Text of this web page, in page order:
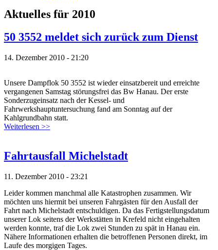
Aktuelles für 2010
50 3552 meldet sich zurück zum Dienst
14. Dezember 2010 - 21:20
Unsere Dampflok 50 3552 ist wieder einsatzbereit und erreichte
vergangenen Samstag störungsfrei das Bw Hanau. Der erste
Sonderzugeinsatz nach der Kessel- und
Fahrwerkshauptuntersuchung fand am Sonntag auf der
Kahlgrundbahn statt.
Weiterlesen >>
Fahrtausfall Michelstadt
11. Dezember 2010 - 23:21
Leider kommen manchmal alle Katastrophen zusammen. Wir
möchten uns hiermit bei unseren Fahrgästen für den Ausfall der
Fahrt nach Michelstadt entschuldigen. Da das Fertigstellungsdatum
unserer Lok seitens der Werkstätten in Krefeld nicht eingehalten
werden konnte, traf die Lok zwei Stunden zu spät in Hanau ein.
Nähere Informationen erhalten die betroffenen Personen direkt, im
Laufe des morgigen Tages.